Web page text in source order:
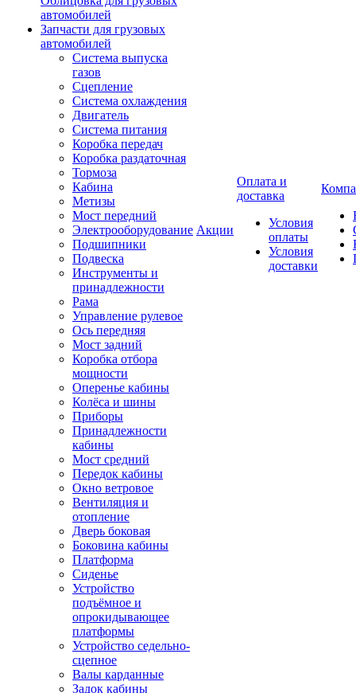
автомобилей
Запчасти для грузовых
автомобилей
Система выпуска
газов
Сцепление
Система охлаждения
Двигатель
Система питания
Коробка передач
Коробка раздаточная
Тормоза
Кабина
Метизы
Мост передний
Электрооборудование
Подшипники
Подвеска
Инструменты и
принадлежности
Рама
Управление рулевое
Ось передняя
Мост задний
Коробка отбора
мощности
Оперенье кабины
Колёса и шины
Приборы
Принадлежности
кабины
Мост средний
Передок кабины
Окно ветровое
Вентиляция и
отопление
Дверь боковая
Боковина кабины
Платформа
Сиденье
Устройство
подъёмное и
опрокидывающее
платформы
Устройство седельно-
сцепное
Валы карданные
Задок кабины
Акции
Оплата и
доставка
Условия
оплаты
Условия
доставки